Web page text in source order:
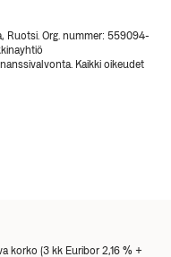
Ruotsi. Org. nummer: 559094-
Kaikki oikeudet
korko (3 kk Euribor 2,16 % +